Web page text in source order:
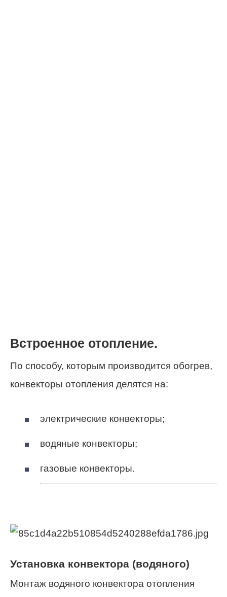
Встроенное отопление.
По способу, которым производится обогрев,
конвекторы отопления делятся на:
электрические конвекторы;
водяные конвекторы;
газовые конвекторы.
Установка конвектора (водяного)
Монтаж водяного конвектора отопления